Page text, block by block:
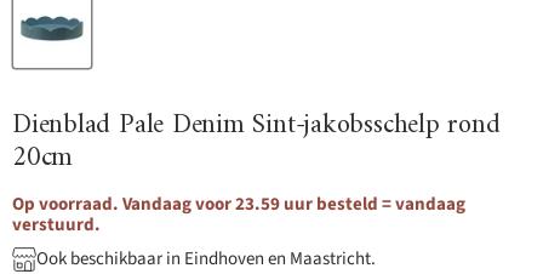
Dienblad Pale Denim Sint-jakobsschelp rond
20cm
Op voorraad. Vandaag voor 23.59 uur besteld = vandaag
verstuurd.
Ook beschikbaar in Eindhoven en Maastricht.